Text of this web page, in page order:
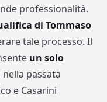
professionalità.
di Tommaso
tale processo. Il
un solo
passata
e Casarini